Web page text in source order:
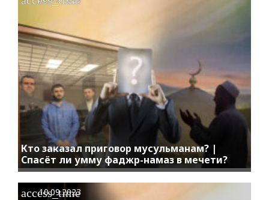
Кто заказал приговор мусульманам? |
Спасёт ли умму фаджр-намаз в мечети?
access_time
10.09.2023